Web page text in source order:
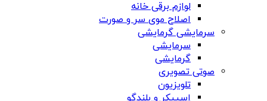
لوازم برقی خانه
اصلاح موی سر و صورت
سرمایشی گرمایشی
سرمایشی
گرمایشی
صوتی تصویری
تلویزیون
اسپیکر و بلندگو